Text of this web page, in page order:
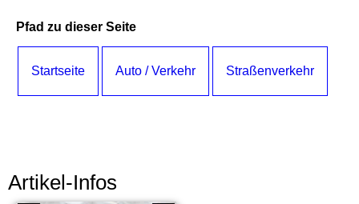
Pfad zu dieser Seite
Startseite Auto / Verkehr Straßenverkehr
Artikel-Infos